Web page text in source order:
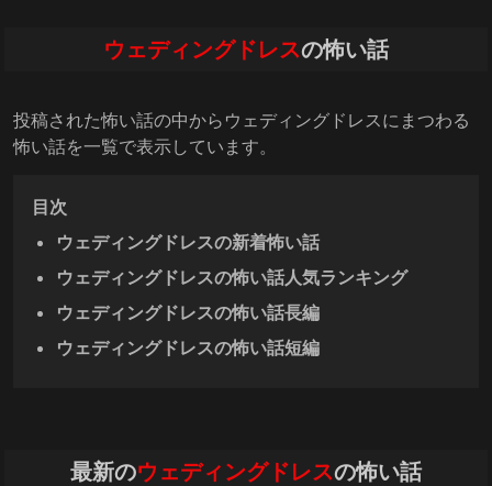
ウェディングドレスの怖い話
投稿された怖い話の中からウェディングドレスにまつわる
怖い話を一覧で表示しています。
目次
ウェディングドレスの新着怖い話
ウェディングドレスの怖い話人気ランキング
ウェディングドレスの怖い話長編
ウェディングドレスの怖い話短編
最新のウェディングドレスの怖い話